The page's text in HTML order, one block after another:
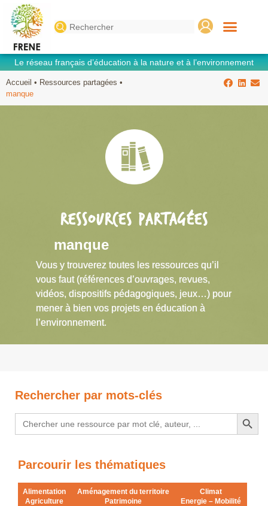
Search
for:
Le réseau français d’éducation à la nature et à l’environnement
Accueil • Ressources partagées •
manque
RESSOURCES PARTAGÉES
manque
Vous y trouverez toutes les ressources qu’il
vous faut (références d’ouvrages, revues,
vidéos, dispositifs pédagogiques, jeux…) pour
mener à bien vos projets en éducation à
l’environnement.
Rechercher par mots-clés
Search
for:
Search Button
Parcourir les thématiques
Alimentation
Agriculture
Aménagement du territoire
Patrimoine
Climat
Energie – Mobilité